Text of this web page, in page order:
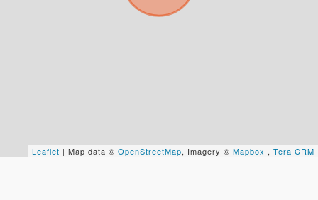
Leaflet | Map data © OpenStreetMap, Imagery © Mapbox , Tera CRM
Solo los usamos para responder tu consulta.